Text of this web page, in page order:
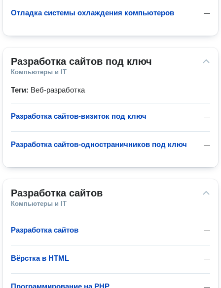
—
Отладка системы охлаждения компьютеров
Разработка сайтов под ключ
Компьютеры и IT
Теги: Веб-разработка
—
Разработка сайтов-визиток под ключ
—
Разработка сайтов-одностраничников под ключ
Разработка сайтов
Компьютеры и IT
—
Разработка сайтов
—
Вёрстка в HTML
Программирование на PHP